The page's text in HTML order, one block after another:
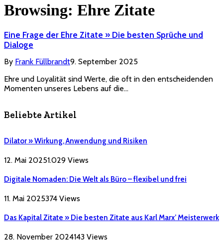
Browsing: Ehre Zitate
Eine Frage der Ehre Zitate » Die besten Sprüche und
Dialoge
By Frank Füllbrandt9. September 2025
Ehre und Loyalität sind Werte, die oft in den entscheidenden
Momenten unseres Lebens auf die…
Beliebte Artikel
Dilator » Wirkung, Anwendung und Risiken
12. Mai 20251.029 Views
Digitale Nomaden: Die Welt als Büro – flexibel und frei
11. Mai 2025374 Views
Das Kapital Zitate » Die besten Zitate aus Karl Marx’ Meisterwerk
28. November 2024143 Views